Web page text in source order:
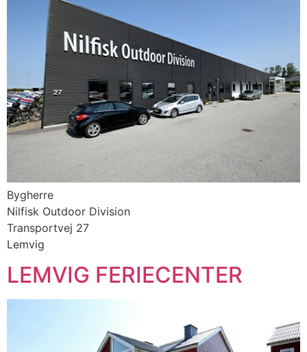
Bygherre
Nilfisk Outdoor Division
Transportvej 27
Lemvig
LEMVIG FERIECENTER